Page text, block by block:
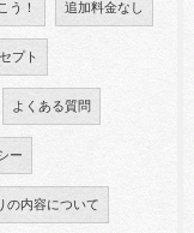
う！ 追加料金なし
プト
よくある質問
ー
の内容について